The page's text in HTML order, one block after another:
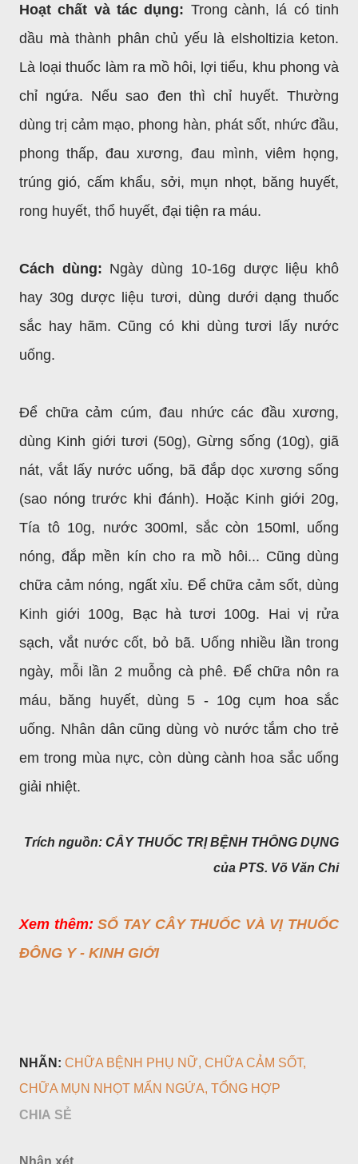
Hoạt chất và tác dụng: Trong cành, lá có tinh
dầu mà thành phân chủ yếu là elsholtizia keton.
Là loại thuốc làm ra mồ hôi, lợi tiểu, khu phong và
chỉ ngứa. Nếu sao đen thì chỉ huyết. Thường
dùng trị cảm mạo, phong hàn, phát sốt, nhức đầu,
phong thấp, đau xương, đau mình, viêm họng,
trúng gió, cấm khẩu, sởi, mụn nhọt, băng huyết,
rong huyết, thổ huyết, đại tiện ra máu.
Cách dùng: Ngày dùng 10-16g dược liệu khô
hay 30g dược liệu tươi, dùng dưới dạng thuốc
sắc hay hãm. Cũng có khi dùng tươi lấy nước
uống.
Để chữa cảm cúm, đau nhức các đầu xương,
dùng Kinh giới tươi (50g), Gừng sống (10g), giã
nát, vắt lấy nước uống, bã đắp dọc xương sống
(sao nóng trước khi đánh). Hoặc Kinh giới 20g,
Tía tô 10g, nước 300ml, sắc còn 150ml, uống
nóng, đắp mền kín cho ra mồ hôi... Cũng dùng
chữa cảm nóng, ngất xỉu. Để chữa cảm sốt, dùng
Kinh giới 100g, Bạc hà tươi 100g. Hai vị rửa
sạch, vắt nước cốt, bỏ bã. Uống nhiều lần trong
ngày, mỗi lần 2 muỗng cà phê. Để chữa nôn ra
máu, băng huyết, dùng 5 - 10g cụm hoa sắc
uống. Nhân dân cũng dùng vò nước tắm cho trẻ
em trong mùa nực, còn dùng cành hoa sắc uống
giải nhiệt.
Trích nguồn: CÂY THUỐC TRỊ BỆNH THÔNG DỤNG
của PTS. Võ Văn Chi
Xem thêm:SỔ TAY CÂY THUỐC VÀ VỊ THUỐC
ĐÔNG Y - KINH GIỚI
NHÃN: CHỮA BỆNH PHỤ NỮ CHỮA CẢM SỐT
CHỮA MỤN NHỌT MẨN NGỨA TỔNG HỢP
CHIA SẺ
Nhận xét